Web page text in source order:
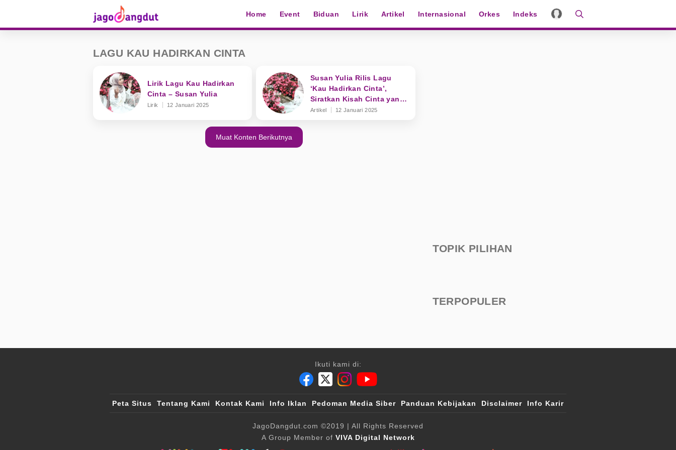
Home Event Biduan Lirik Artikel Internasional Orkes Indeks
LAGU KAU HADIRKAN CINTA
Lirik Lagu Kau Hadirkan
Cinta – Susan Yulia
Lirik 12 Januari 2025
Susan Yulia Rilis Lagu
‘Kau Hadirkan Cinta’,
Siratkan Kisah Cinta yang
Membahagiakan
Artikel 12 Januari 2025
Muat Konten Berikutnya
TOPIK PILIHAN
TERPOPULER
Ikuti kami di:
Peta Situs Tentang Kami Kontak Kami Info Iklan Pedoman Media Siber Panduan Kebijakan Disclaimer Info Karir
JagoDangdut.com ©2019 | All Rights Reserved
A Group Member of VIVA Digital Network